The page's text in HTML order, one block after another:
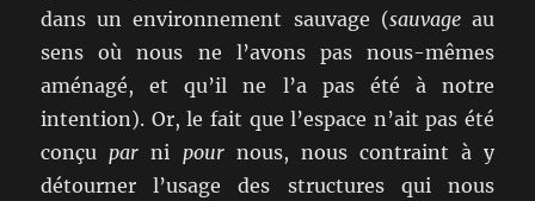
dans un environnement sauvage (sauvageau
sens où nous ne l’avons pas nous-mêmes
aménagé, et qu’il ne l’a pas été à notre
intention). Or, le fait que l’espace n’ait pas été
conçupar ni pournous, nous contraint à y
détourner l’usage des structures qui nous